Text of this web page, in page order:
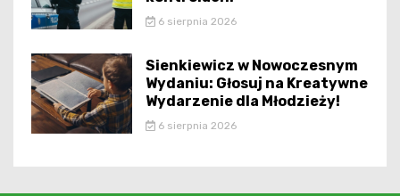
6 sierpnia 2026
Sienkiewicz w Nowoczesnym
Wydaniu: Głosuj na Kreatywne
Wydarzenie dla Młodzieży!
6 sierpnia 2026